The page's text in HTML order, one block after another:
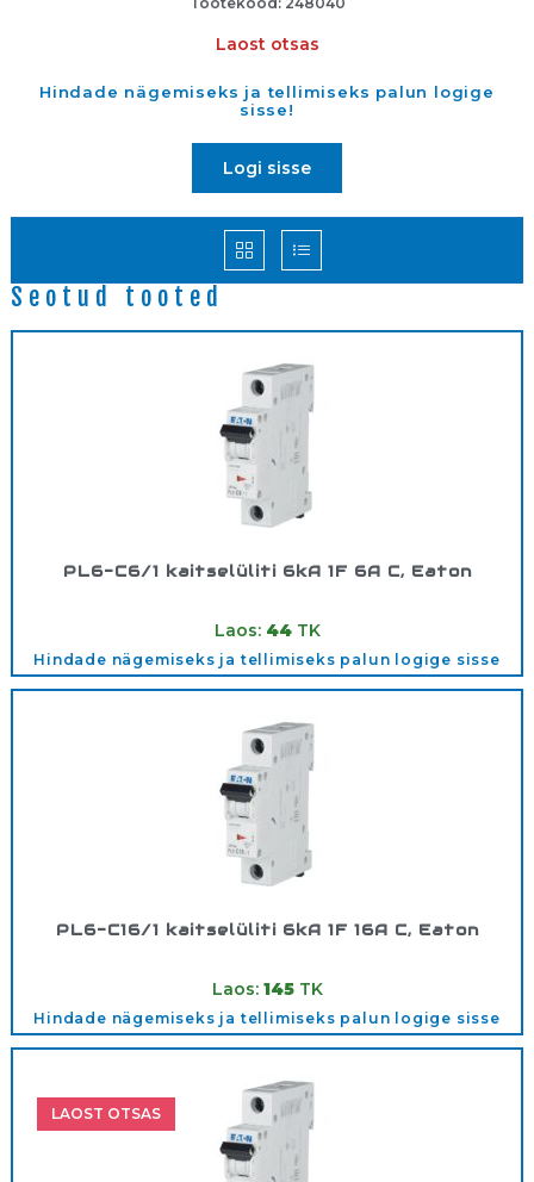
Laost otsas
Hindade nägemiseks ja tellimiseks palun logige
sisse!
Logi sisse
Seotud tooted
PL6-C6/1 kaitselüliti 6kA 1F 6A C, Eaton
Laos: 44TK
Hindade nägemiseks ja tellimiseks palun logige sisse
PL6-C16/1 kaitselüliti 6kA 1F 16A C, Eaton
Laos: 145TK
Hindade nägemiseks ja tellimiseks palun logige sisse
LAOST OTSAS